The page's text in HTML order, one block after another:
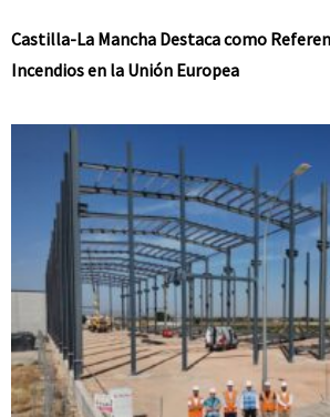
Castilla-La Mancha Destaca como
Incendios en la Unión Europea